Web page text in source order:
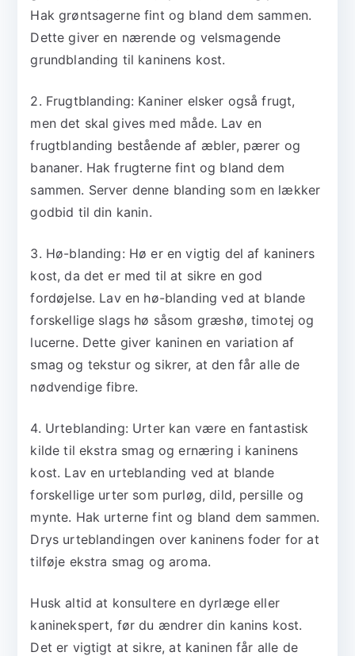
Hak grøntsagerne fint og bland dem sammen.
Dette giver en nærende og velsmagende
grundblanding til kaninens kost.
2. Frugtblanding: Kaniner elsker også frugt,
men det skal gives med måde. Lav en
frugtblanding bestående af æbler, pærer og
bananer. Hak frugterne fint og bland dem
sammen. Server denne blanding som en lækker
godbid til din kanin.
3. Hø-blanding: Hø er en vigtig del af kaniners
kost, da det er med til at sikre en god
fordøjelse. Lav en hø-blanding ved at blande
forskellige slags hø såsom græshø, timotej og
lucerne. Dette giver kaninen en variation af
smag og tekstur og sikrer, at den får alle de
nødvendige fibre.
4. Urteblanding: Urter kan være en fantastisk
kilde til ekstra smag og ernæring i kaninens
kost. Lav en urteblanding ved at blande
forskellige urter som purløg, dild, persille og
mynte. Hak urterne fint og bland dem sammen.
Drys urteblandingen over kaninens foder for at
tilføje ekstra smag og aroma.
Husk altid at konsultere en dyrlæge eller
kaninekspert, før du ændrer din kanins kost.
Det er vigtigt at sikre, at kaninen får alle de